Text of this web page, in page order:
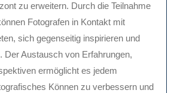
zu erweitern. Durch die Teilnahme
Fotografen in Kontakt mit
sich gegenseitig inspirieren und
Der Austausch von Erfahrungen,
ermöglicht es jedem
Können zu verbessern und